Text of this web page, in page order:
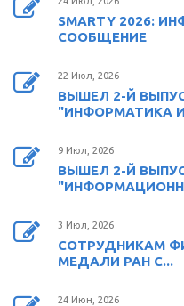
SMARTY 2026:
СООБЩЕНИЕ
22 Июл, 2026
ВЫШЕЛ 2-Й
"ИНФОРМАТИКА И
9 Июл, 2026
ВЫШЕЛ 2-Й
3 Июл, 2026
СОТРУДНИКАМ
МЕДАЛИ РАН С...
24 Июн, 2026